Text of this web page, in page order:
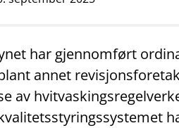
har gjennomført
annet
av